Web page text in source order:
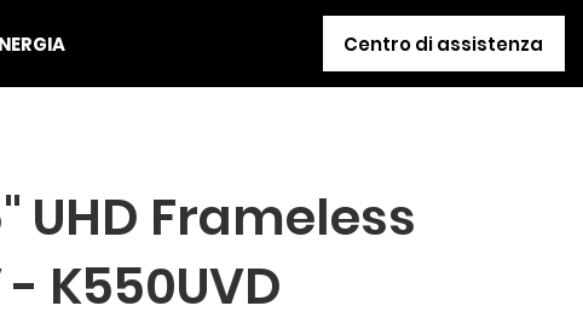
Centro di assistenza
UHD Frameless
- K550UVD